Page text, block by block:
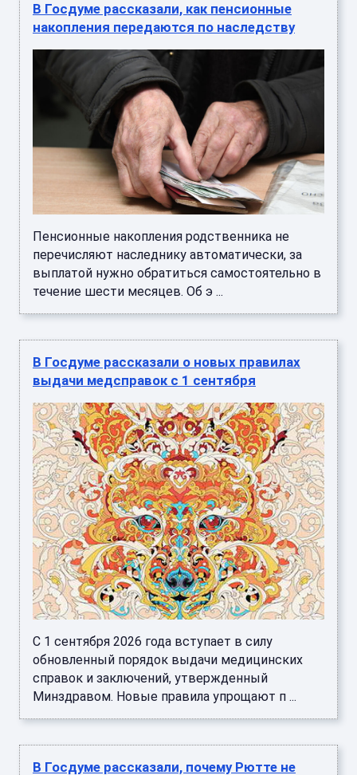
В Госдуме рассказали, как пенсионные
накопления передаются по наследству
Пенсионные накопления родственника не
перечисляют наследнику автоматически, за
выплатой нужно обратиться самостоятельно в
течение шести месяцев. Об э ...
В Госдуме рассказали о новых правилах
выдачи медсправок с 1 сентября
С 1 сентября 2026 года вступает в силу
обновленный порядок выдачи медицинских
справок и заключений, утвержденный
Минздравом. Новые правила упрощают п ...
В Госдуме рассказали, почему Рютте не